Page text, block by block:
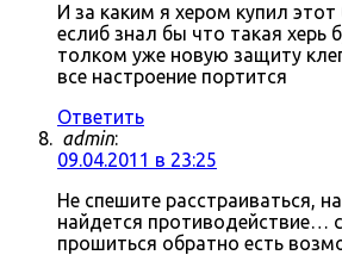
И за каким я хером купил этот
еслиб знал бы что такая херь
толком уже новую защиту
все настроение портится
Ответить
admin:
09.04.2011 в 23:25
Не спешите расстраиваться,
найдется противодействие…
прошиться обратно есть